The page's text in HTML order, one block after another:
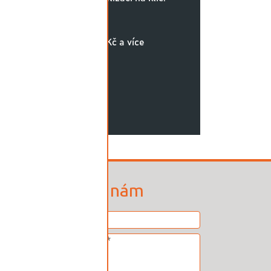
500 000 Kč a více
Napište nám